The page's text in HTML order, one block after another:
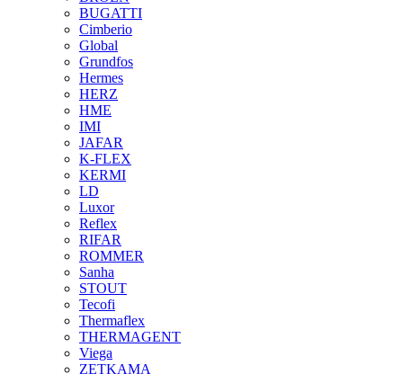
BUGATTI
Cimberio
Global
Grundfos
Hermes
HERZ
HME
IMI
JAFAR
K-FLEX
KERMI
LD
Luxor
Reflex
RIFAR
ROMMER
Sanha
STOUT
Tecofi
Thermaflex
THERMAGENT
Viega
ZETKAMA